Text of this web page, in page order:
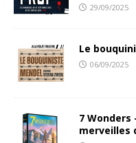
29/09/2025
Le
06/09/2025
7 Wonders
merveilles